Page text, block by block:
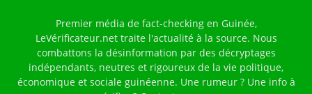
Premier média de fact-checking en Guinée,
LeVérificateur.net traite l'actualité à la source. Nous
combattons la désinformation par des décryptages
indépendants, neutres et rigoureux de la vie politique,
économique et sociale guinéenne. Une rumeur ? Une info à